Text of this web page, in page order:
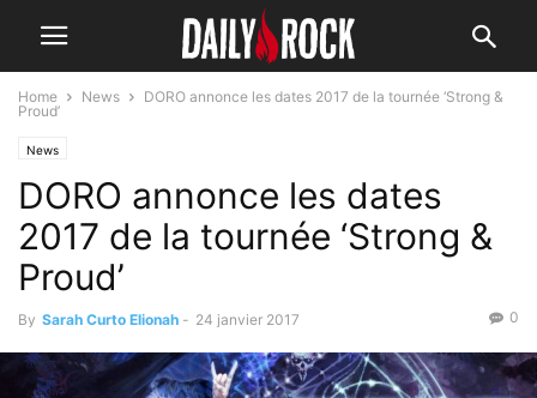
Home News
DORO annonce les dates 2017 de la tournée ‘Strong &
Proud’
News
DORO annonce les dates
2017 de la tournée ‘Strong &
Proud’
By Sarah Curto Elionah - 24 janvier 2017 0